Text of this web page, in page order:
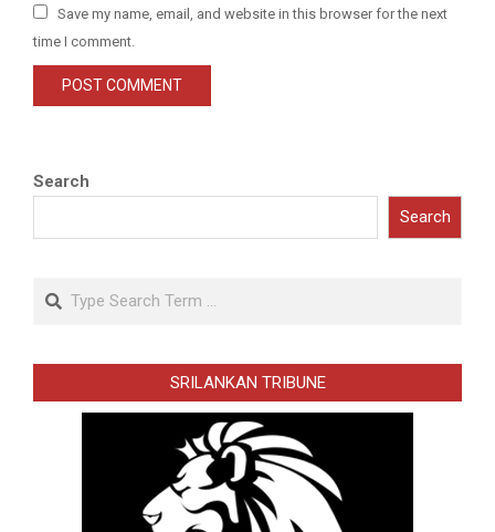
Save my name, email, and website in this browser for the next
time I comment.
Search
Search
Search
SRILANKAN TRIBUNE